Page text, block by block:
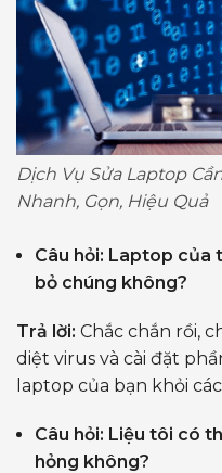
Dịch Vụ Sửa Laptop
Nhanh, Gọn, Hiệu Quả
Câu hỏi: Laptop của
bỏ chúng không?
Trả lời: Chắc chắn rồi,
diệt virus và cài đặt
laptop của bạn khỏi
Câu hỏi: Liệu tôi có
hỏng không?